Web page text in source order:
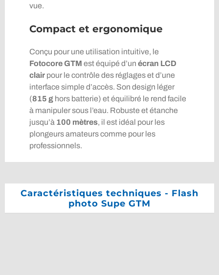
vue.
Compact et ergonomique
Conçu pour une utilisation intuitive, le
Fotocore GTM est équipé d’un écran LCD
clairpour le contrôle des réglages et d’une
interface simple d’accès. Son design léger
(815 ghors batterie) et équilibré le rend facile
à manipuler sous l’eau. Robuste et étanche
jusqu’à 100 mètres, il est idéal pour les
plongeurs amateurs comme pour les
professionnels.
Caractéristiques techniques - Flash
photo Supe GTM